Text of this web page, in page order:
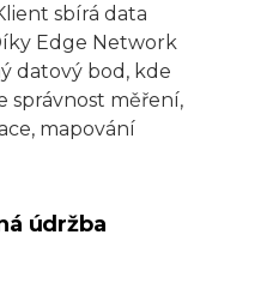
sbírá data
Edge Network
datový bod, kde
správnost měření,
mapování
údržba